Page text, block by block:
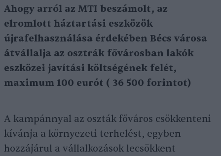
Ahogy arról az MTI beszámolt, az
elromlott háztartási eszközök
újrafelhasználása érdekében Bécs városa
átvállalja az osztrák fővárosban lakók
eszközei javítási költségének felét,
maximum 100 eurót ( 36 500 forintot)
A kampánnyal az oszták főváros csökkenteni
kívánja a környezeti terhelést, egyben
hozzájárul a vállalkozások lecsökkent